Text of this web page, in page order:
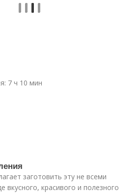
7 ч 10 мин
заготовить эту не всеми
вкусного, красивого и полезного